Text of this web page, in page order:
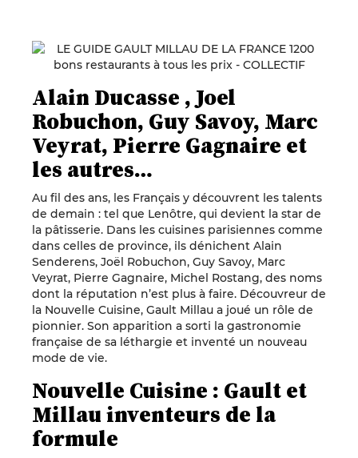
Alain Ducasse , Joel
Robuchon, Guy Savoy, Marc
Veyrat, Pierre Gagnaire et
les autres…
Au fil des ans, les Français y découvrent les talents
de demain : tel que Lenôtre, qui devient la star de
la pâtisserie. Dans les cuisines parisiennes comme
dans celles de province, ils dénichent Alain
Senderens, Joël Robuchon, Guy Savoy, Marc
Veyrat, Pierre Gagnaire, Michel Rostang, des noms
dont la réputation n’est plus à faire. Découvreur de
la Nouvelle Cuisine, Gault Millau a joué un rôle de
pionnier. Son apparition a sorti la gastronomie
française de sa léthargie et inventé un nouveau
mode de vie.
Nouvelle Cuisine : Gault et
Millau inventeurs de la
formule